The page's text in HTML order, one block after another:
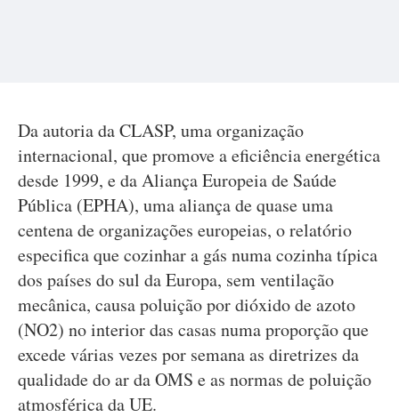
Da autoria da CLASP, uma organização
internacional, que promove a eficiência energética
desde 1999, e da Aliança Europeia de Saúde
Pública (EPHA), uma aliança de quase uma
centena de organizações europeias, o relatório
especifica que cozinhar a gás numa cozinha típica
dos países do sul da Europa, sem ventilação
mecânica, causa poluição por dióxido de azoto
(NO2) no interior das casas numa proporção que
excede várias vezes por semana as diretrizes da
qualidade do ar da OMS e as normas de poluição
atmosférica da UE.